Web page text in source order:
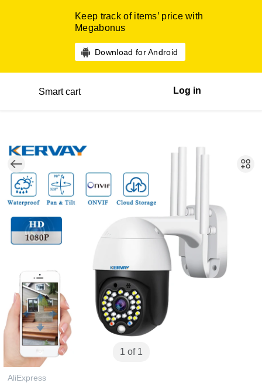
Keep track of items’ price with
Megabonus
Download for Android
Smart cart Log in
1 of 1
AliExpress